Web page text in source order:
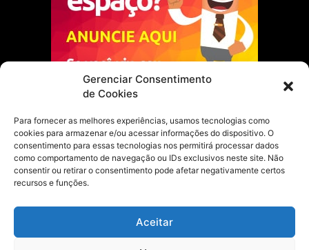
Gerenciar Consentimento
de Cookies
Para fornecer as melhores experiências, usamos tecnologias como
cookies para armazenar e/ou acessar informações do dispositivo. O
consentimento para essas tecnologias nos permitirá processar dados
como comportamento de navegação ou IDs exclusivos neste site. Não
consentir ou retirar o consentimento pode afetar negativamente certos
recursos e funções.
Aceitar
Escolha do Editor
Justiça Itinerante garante regularização
fundiária e casamento comunitário para
famílias em Portel
21 de maio de 2026